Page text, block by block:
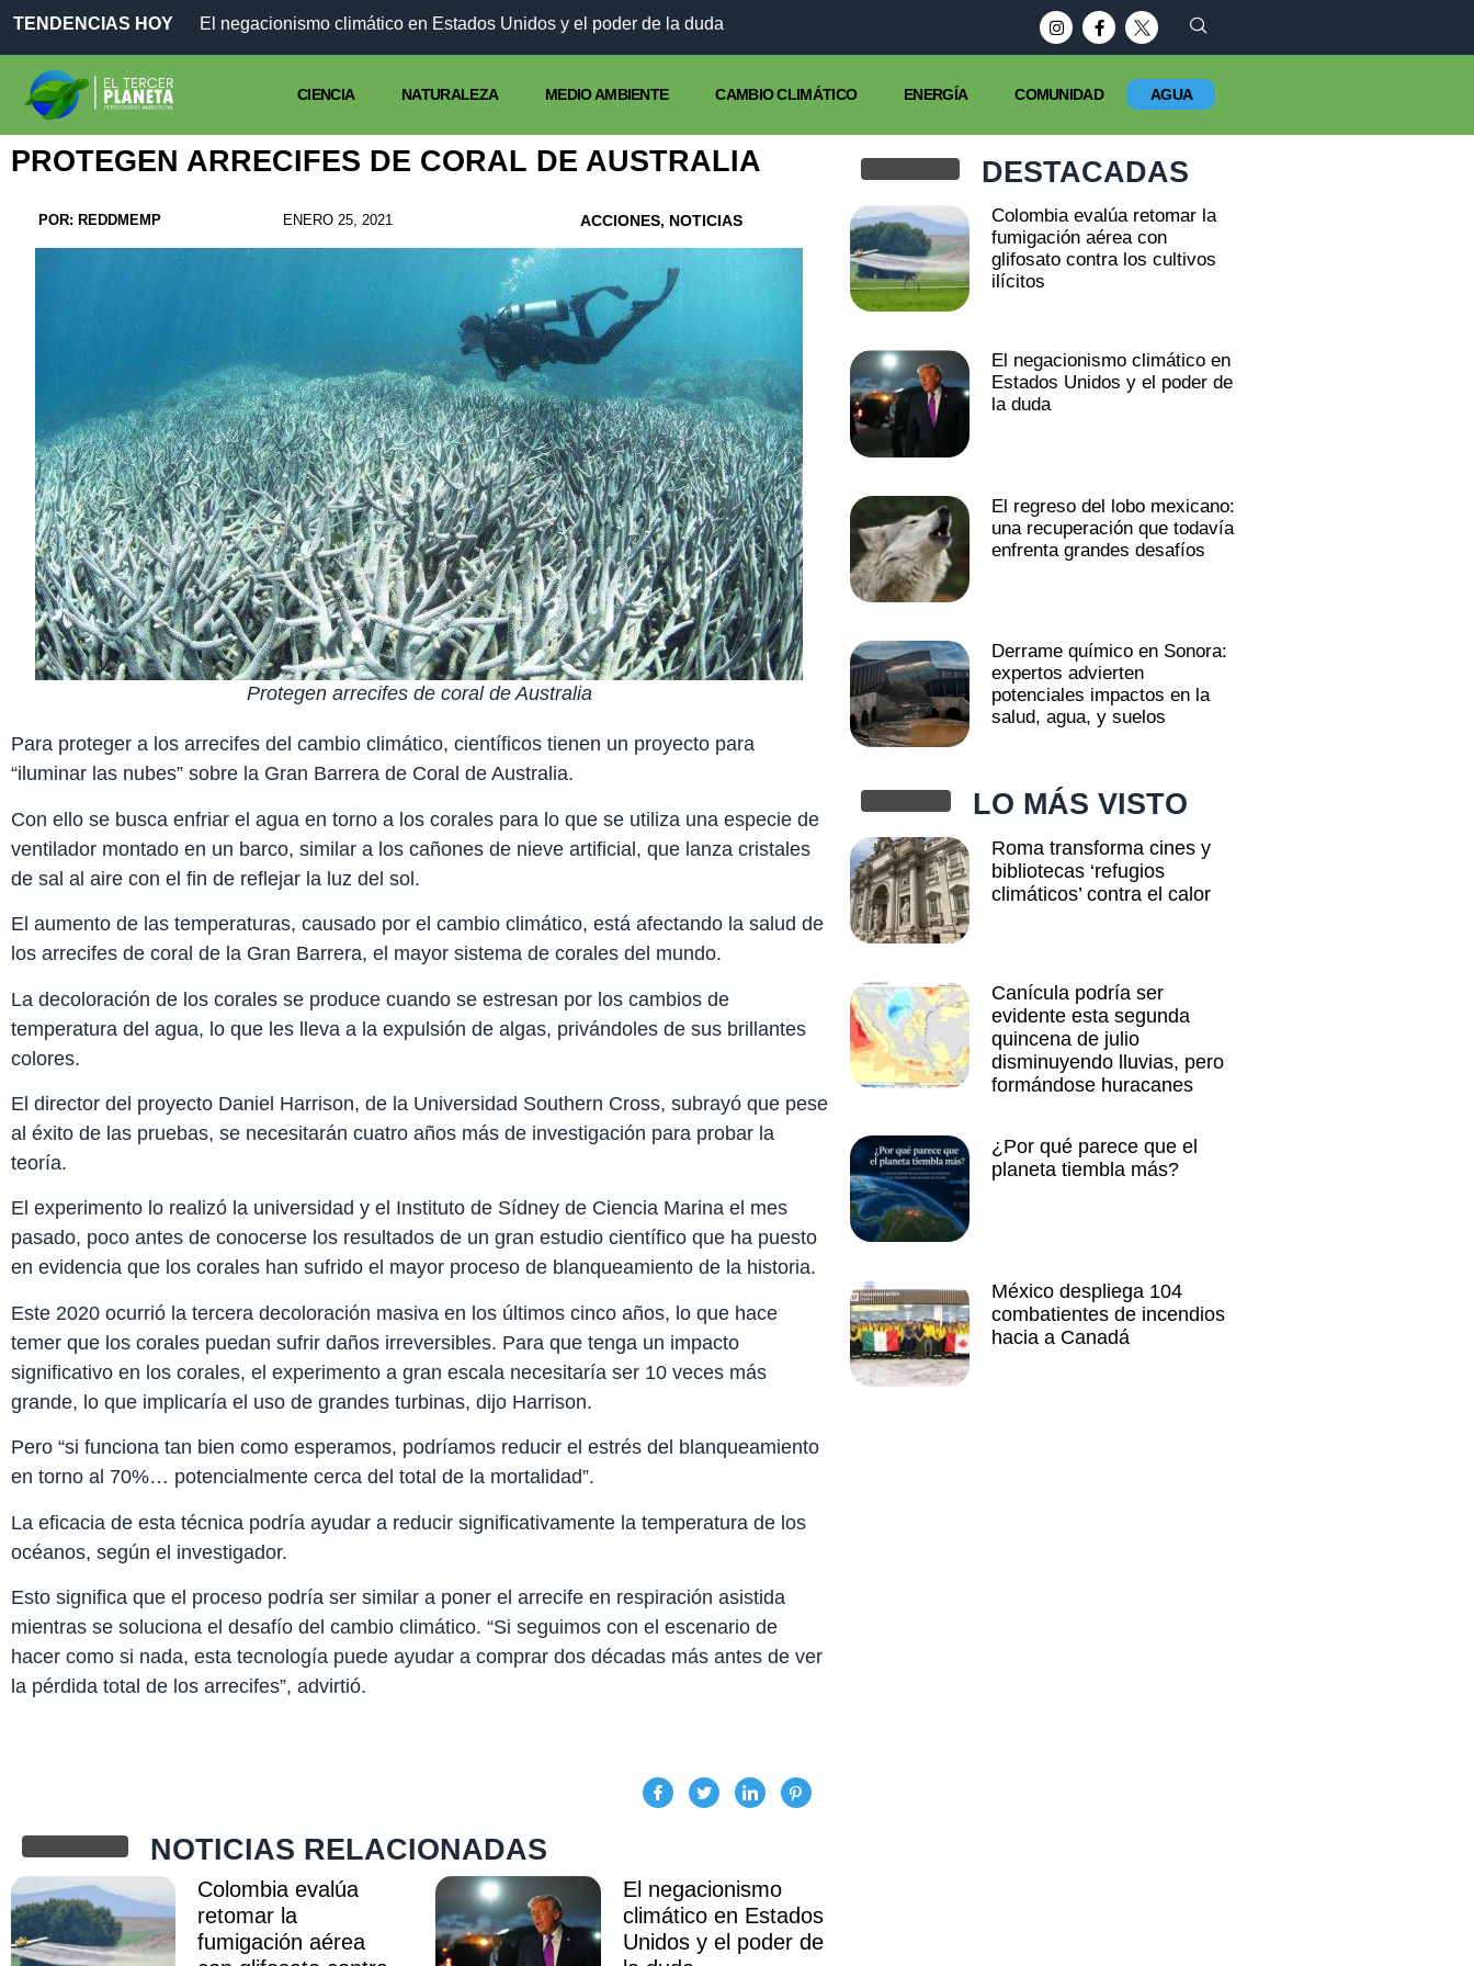
TENDENCIAS HOY El negacionismo climático en Estados Unidos y el poder de la duda
CIENCIA NATURALEZA MEDIO AMBIENTE CAMBIO CLIMÁTICO ENERGÍA COMUNIDAD AGUA
PROTEGEN ARRECIFES DE CORAL DE AUSTRALIA
POR: REDDMEMP ENERO 25, 2021 ACCIONES, NOTICIAS
Protegen arrecifes de coral de Australia
Para proteger a los arrecifes del cambio climático, científicos tienen un proyecto para
“iluminar las nubes” sobre la Gran Barrera de Coral de Australia.
Con ello se busca enfriar el agua en torno a los corales para lo que se utiliza una especie de
ventilador montado en un barco, similar a los cañones de nieve artificial, que lanza cristales
de sal al aire con el fin de reflejar la luz del sol.
El aumento de las temperaturas, causado por el cambio climático, está afectando la salud de
los arrecifes de coral de la Gran Barrera, el mayor sistema de corales del mundo.
La decoloración de los corales se produce cuando se estresan por los cambios de
temperatura del agua, lo que les lleva a la expulsión de algas, privándoles de sus brillantes
colores.
El director del proyecto Daniel Harrison, de la Universidad Southern Cross, subrayó que pese
al éxito de las pruebas, se necesitarán cuatro años más de investigación para probar la
teoría.
El experimento lo realizó la universidad y el Instituto de Sídney de Ciencia Marina el mes
pasado, poco antes de conocerse los resultados de un gran estudio científico que ha puesto
en evidencia que los corales han sufrido el mayor proceso de blanqueamiento de la historia.
Este 2020 ocurrió la tercera decoloración masiva en los últimos cinco años, lo que hace
temer que los corales puedan sufrir daños irreversibles. Para que tenga un impacto
significativo en los corales, el experimento a gran escala necesitaría ser 10 veces más
grande, lo que implicaría el uso de grandes turbinas, dijo Harrison.
Pero “si funciona tan bien como esperamos, podríamos reducir el estrés del blanqueamiento
en torno al 70%… potencialmente cerca del total de la mortalidad”.
La eficacia de esta técnica podría ayudar a reducir significativamente la temperatura de los
océanos, según el investigador.
Esto significa que el proceso podría ser similar a poner el arrecife en respiración asistida
mientras se soluciona el desafío del cambio climático. “Si seguimos con el escenario de
hacer como si nada, esta tecnología puede ayudar a comprar dos décadas más antes de ver
la pérdida total de los arrecifes”, advirtió.
NOTICIAS RELACIONADAS
Colombia evalúa
retomar la
fumigación aérea
El negacionismo
climático en Estados
Unidos y el poder de
DESTACADAS
Colombia evalúa retomar la
fumigación aérea con
glifosato contra los cultivos
ilícitos
El negacionismo climático en
Estados Unidos y el poder de
la duda
El regreso del lobo mexicano:
una recuperación que todavía
enfrenta grandes desafíos
Derrame químico en Sonora:
expertos advierten
potenciales impactos en la
salud, agua, y suelos
LO MÁS VISTO
Roma transforma cines y
bibliotecas ‘refugios
climáticos’ contra el calor
Canícula podría ser
evidente esta segunda
quincena de julio
disminuyendo lluvias, pero
formándose huracanes
¿Por qué parece que el
planeta tiembla más?
México despliega 104
combatientes de incendios
hacia a Canadá